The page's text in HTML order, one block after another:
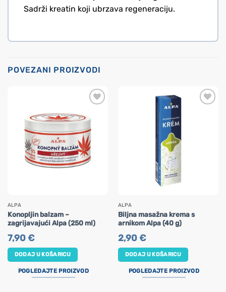
Sadrži kreatin koji ubrzava regeneraciju.
POVEZANI PROIZVODI
ALPA
Konopljin balzam –
zagrijavajući Alpa (250 ml)
7,90€
DODAJ U KOŠARICU
POGLEDAJTE PROIZVOD
ALPA
Biljna masažna krema s
arnikom Alpa (40 g)
2,90€
DODAJ U KOŠARICU
POGLEDAJTE PROIZVOD